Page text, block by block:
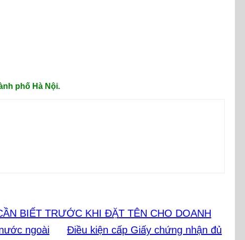
phố Hà Nội.
BIẾT TRƯỚC KHI ĐẶT TÊN CHO DOANH
ngoài Điều kiện cấp Giấy chứng nhận đủ